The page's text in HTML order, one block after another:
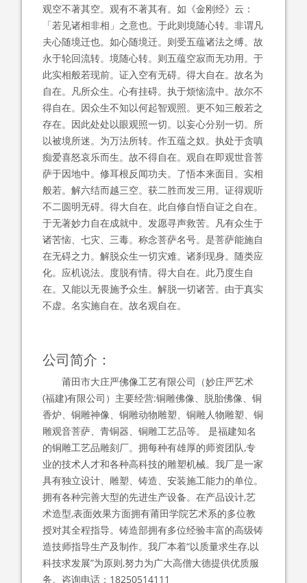
观空不著其空。观有不著其有。如《金刚经》云：
「若见诸相非相」之意也。于此则境随心转。非谓凡
夫心随境迁也。如心随境迁。则受五蕴诸法之缚。故
永于轮回流转。境随心转。则五蕴空寂而无功用。于
此实相般若现前。证入空有无碍。得大自在。故名为
自在。凡所众生。心有挂碍。执于烦恼流中。故尔不
得自在。因众生不知以何起智观照。更不知三般若之
存在。因此处处以眼观照一切。以妄心分别一切。所
以被境所迷。为万法所转。作五蕴之奴。执处于贪嗔
痴爱喜怒哀乐而生。故不得自在。观自在即观世音菩
萨于因地中。修耳根反闻功夫。了悟本来面目。实相
般若。解六结而越三空。获二胜而发三用。证得观听
不二圆明无碍。得大自在。此自修自悟自证之自在。
于无著妙力自在成就中。发愿寻声救苦。凡有众生于
诸苦恼、七灾、三毒。称念菩萨名号。是菩萨能施自
在无碍之力。解脱众生一切灾难。诸刹现身。随类应
化。应机说法。度脱有情。得大自在。此乃度生自
在。又能以无畏施予众生。解脱一切诸苦。由于真实
不虚。名实施自在。故名观自在。
公司简介：
莆田市大庄严佛像工艺有限公司（妙庄严艺术
(福建)有限公司）主要经营:铜雕佛像、脱胎佛像、铜
香炉、铜雕神像、铜雕动物雕塑、铜雕人物雕塑、铜
雕观音菩萨、青铜器、铜雕工艺品等。 是福建知名
的铜雕工艺品雕刻厂。拥每种有雄厚的师资团队,专
业的技术人才和各种高科技的雕塑机械。我厂是一家
具有独立设计、雕塑、铸造、安装施工能力的单位。
拥有各种完善大型的先进生产设备。在产品设计,艺
术造型,表面效果方面拥有莆田学院艺术系的多位教
授对其全程指导。铸造部拥有多位经验丰富的高级铸
造技师指导生产及制作。我厂本着“以质量求生存,以
科技求发展”为原则,努力为广大高僧大德提供优质服
务。咨询电话：18250514111